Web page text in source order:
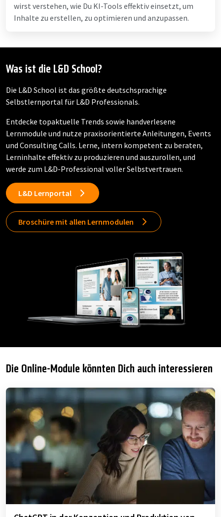
wirst verstehen, wie Du KI-Tools effektiv einsetzt, um
Inhalte zu erstellen, zu optimieren und anzupassen.
Was ist die L&D School?
Die L&D School ist das größte deutschsprachige
Selbstlernportal für L&D Professionals.
Entdecke topaktuelle Trends sowie handverlesene
Lernmodule und nutze praxisorientierte Anleitungen, Events
und Consulting Calls. Lerne, intern kompetent zu beraten,
Lerninhalte effektiv zu produzieren und auszurollen, und
werde zum L&D-Professional voller Selbstvertrauen.
L&D Lernportal
Broschüre mit allen Lernmodulen
Die Online-Module könnten Dich auch interessieren